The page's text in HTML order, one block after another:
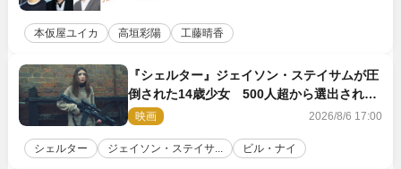
本仮屋ユイカ 高垣彩陽 工藤晴香
『シェルター』ジェイソン・ステイサムが圧
倒された14歳少女 500人超から選出された
新鋭ボディ・レイ・ブレスナックとは
映画 2026/8/6 17:00
シェルター ジェイソン・ステイサ... ビル・ナイ